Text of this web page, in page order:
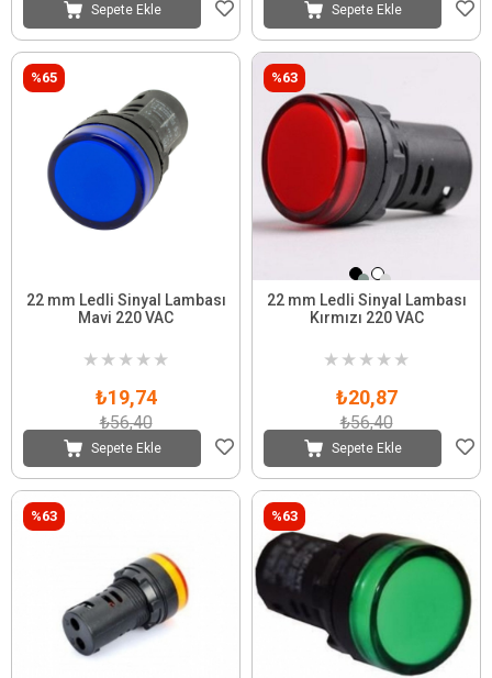
Sepete Ekle Sepete Ekle
22 mm Ledli Sinyal Lambası
Mavi 220 VAC
★ ★ ★ ★ ★
₺19,74
₺56,40
Sepete Ekle
%65
22 mm Ledli Sinyal Lambası
Kırmızı 220 VAC
★ ★ ★ ★ ★
₺20,87
₺56,40
Sepete Ekle
%63
%63 %63